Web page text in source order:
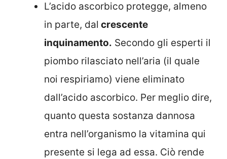
L’acido ascorbico protegge, almeno
in parte, dal crescente
inquinamento. Secondo gli esperti il
piombo rilasciato nell’aria (il quale
noi respiriamo) viene eliminato
dall’acido ascorbico. Per meglio dire,
quanto questa sostanza dannosa
entra nell’organismo la vitamina qui
presente si lega ad essa. Ciò rende